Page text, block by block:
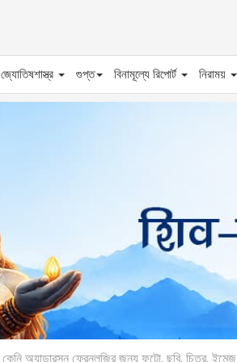
জ্যোতিষশাস্ত্র গুপ্ত বিনামূল্যে রিপোর্ট নিরাময়
কেনি অ্যান্ডারসন ফ্রেনলজির জন্য ফটো, ছবি, চিত্র, ইমেজ